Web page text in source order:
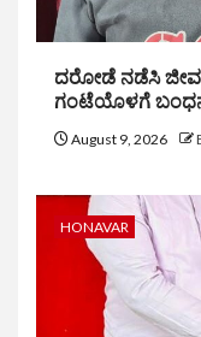
ದರೋಡೆ ನಡೆಸಿ
ಗಂಟೆಯೊಳಗೆ
August 9, 2026
HONAVAR